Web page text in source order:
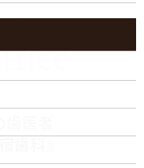
医者
歯科』